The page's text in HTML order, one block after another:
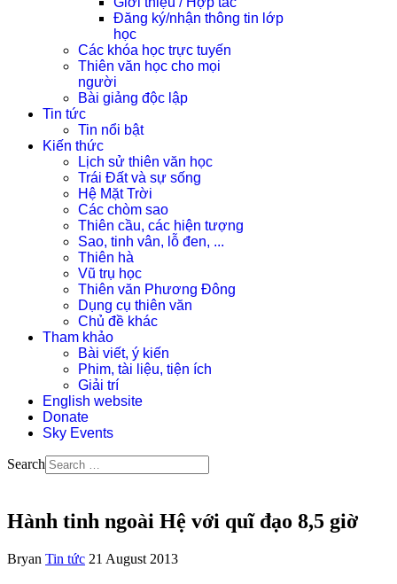
Đăng ký/nhận thông tin lớp
học
Các khóa học trực tuyến
Thiên văn học cho mọi
người
Bài giảng độc lập
Tin tức
Tin nổi bật
Kiến thức
Lịch sử thiên văn học
Trái Đất và sự sống
Hệ Mặt Trời
Các chòm sao
Thiên cầu, các hiện tượng
Sao, tinh vân, lỗ đen, ...
Thiên hà
Vũ trụ học
Thiên văn Phương Đông
Dụng cụ thiên văn
Chủ đề khác
Tham khảo
Bài viết, ý kiến
Phim, tài liệu, tiện ích
Giải trí
English website
Donate
Sky Events
Search
Hành tinh ngoài Hệ với quĩ đạo 8,5 giờ
Bryan Tin tức 21 August 2013